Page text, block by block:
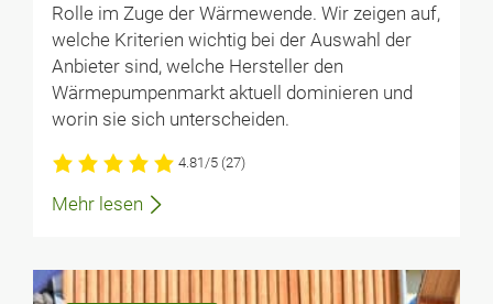
Rolle im Zuge der Wärmewende. Wir zeigen auf,
welche Kriterien wichtig bei der Auswahl der
Anbieter sind, welche Hersteller den
Wärmepumpenmarkt aktuell dominieren und
worin sie sich unterscheiden.
4.81/5 (27)
Mehr lesen